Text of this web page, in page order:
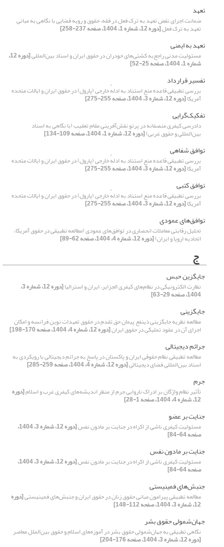
تعهد
ضمانت اجرای نقض تعهد به ترک فعل در فقه، حقوق و رویه قضایی با نگاهی به مبانی
تعهد به ترک فعل[دوره 12، شماره 1، 1404، صفحه 237-258]
تعهد به ایمنی
مسئولیت مدنی راجع‌به کشتی‌های خودران در حقوق ایران و اسناد بین‌المللی [دوره 12،
شماره 1، 1404، صفحه 25-52]
تفسیر قرارداد
بررسی تطبیقی قاعده منع استناد به ادلهٔ خارجی (پارول) در حقوق ایران و ایالات‌ متحده
آمریکا[دوره 12، شماره 3، 1404، صفحه 255-275]
تفکیک‌گرایی
دادرسی کیفری منصفانه در پرتو نقش‌آفرینی مقام تعقیب (با نگاهی به اسناد
بین‌المللی و حقوق غربی)[دوره 12، شماره 1، 1404، صفحه 109-134]
توافق شفاهی
بررسی تطبیقی قاعده منع استناد به ادلهٔ خارجی (پارول) در حقوق ایران و ایالات‌ متحده
آمریکا[دوره 12، شماره 3، 1404، صفحه 255-275]
توافق کتبی
بررسی تطبیقی قاعده منع استناد به ادلهٔ خارجی (پارول) در حقوق ایران و ایالات‌ متحده
آمریکا[دوره 12، شماره 3، 1404، صفحه 255-275]
توافق‌های عمودی
تحلیل رقابتی معاملات انحصاری در توافق‌های عمودی (مطالعه تطبیقی در حقوق آمریکا،
اتحادیه اروپا و ایران)[دوره 12، شماره 4، 1404، صفحه 62-89]
ج
جایگزین حبس
نظارت الکترونیکی در نظام‌های کیفری الجزایر، ایران و استرالیا [دوره 12، شماره 3،
1404، صفحه 29-63]
جایگزینی
مطالعه نظریه جایگزینی ذینفع پیمان حق تقدم در حقوق تعهدات نوین فرانسه و امکان
اجرای آن در عقود تملیکی در حقوق ایران[دوره 12، شماره 4، 1404، صفحه 170-198]
جرائم دیجیتالی
مطالعه تطبیقی نظام حقوقی ایران و پاکستان در پاسخ به جرائم دیجیتالی با رویکردی به
اسناد بین‌المللی فضای دیجیتالی[دوره 12، شماره 4، 1404، صفحه 259-285]
جرم
تأثیر نظام واژگان بر ادراک ناروایی جرم از منظر اندیشه‌های کیفری غرب و اسلام[دوره
12، شماره 4، 1404، صفحه 1-28]
جنایت بر عضو
مسئولیت کیفری ناشی از اکراه در جنایت بر مادون نفس [دوره 12، شماره 3، 1404،
صفحه 64-84]
جنایت بر مادون نفس
مسئولیت کیفری ناشی از اکراه در جنایت بر مادون نفس [دوره 12، شماره 3، 1404،
صفحه 64-84]
جنبش‌های فمینیستی
مطالعه تطبیقی پیرامون مبانی حقوق زنان در حقوق ایران و جنبش‌های فمینیستی[دوره
12، شماره 3، 1404، صفحه 112-148]
جهان‌شمولی حقوق بشر
نگاهی تطبیقی به جهان‌شمولی حقوق بشر در آموزه‌های اسلام و حقوق بین‌الملل معاصر
[دوره 12، شماره 3، 1404، صفحه 176-204]